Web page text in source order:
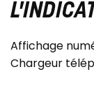
Affichage
Chargeur